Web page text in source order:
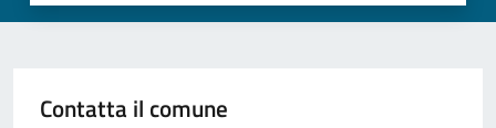
Contatta il comune